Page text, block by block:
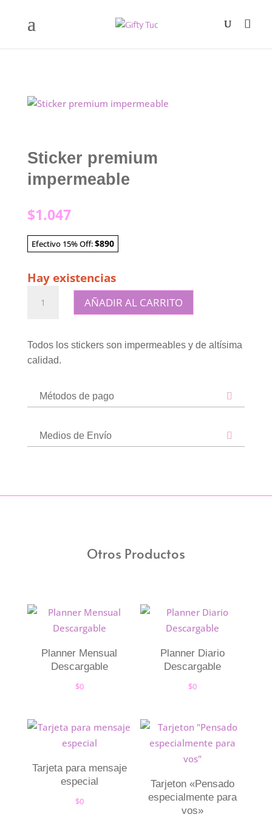
Sticker premium
impermeable
$1.047
Efectivo 15% Off:$890
Hay existencias
premium
cantidad
AÑADIR AL CARRITO
Todos los stickers son impermeables y de altísima
calidad.
Métodos de pago
Medios de Envío
Otros Productos
Planner Mensual
Descargable
$0
Planner Diario
Descargable
$0
Tarjeta para mensaje
especial
$0
Tarjeton «Pensado
especialmente para
vos»